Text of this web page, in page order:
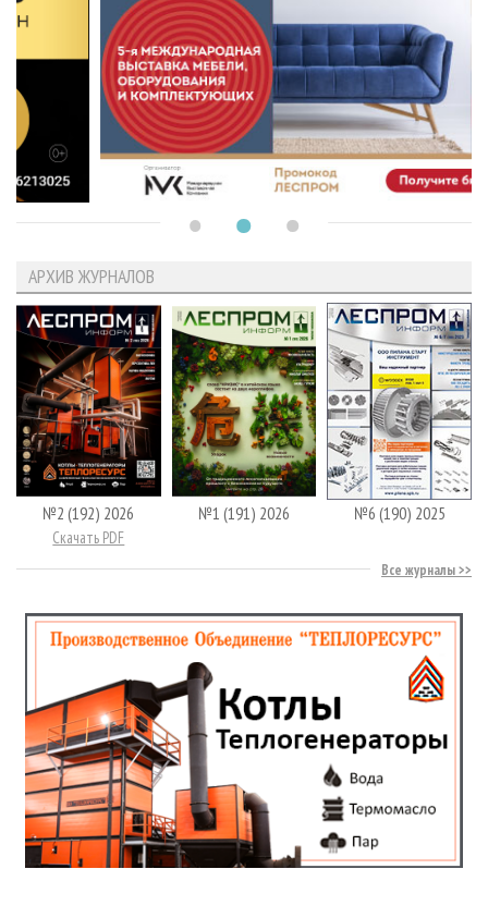
АРХИВ ЖУРНАЛОВ
№2 (192) 2026
Скачать PDF
№1 (191) 2026 №6 (190) 2025
Все журналы